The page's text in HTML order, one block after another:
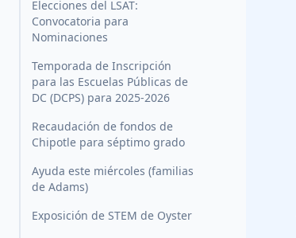
Elecciones del LSAT:
Convocatoria para
Nominaciones
Temporada de Inscripción
para las Escuelas Públicas de
DC (DCPS) para 2025-2026
Recaudación de fondos de
Chipotle para séptimo grado
Ayuda este miércoles (familias
de Adams)
Exposición de STEM de Oyster